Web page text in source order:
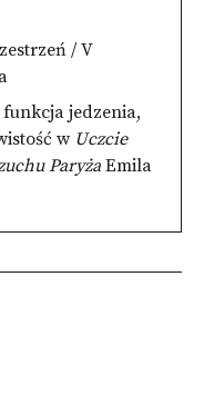
/ V
jedzenia,
w Uczcie
ParyżaEmila